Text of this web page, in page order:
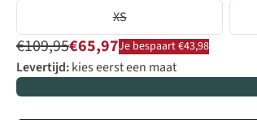
XS
€109,95€65,97Je bespaart €43,98
Levertijd:kies eerst een maat